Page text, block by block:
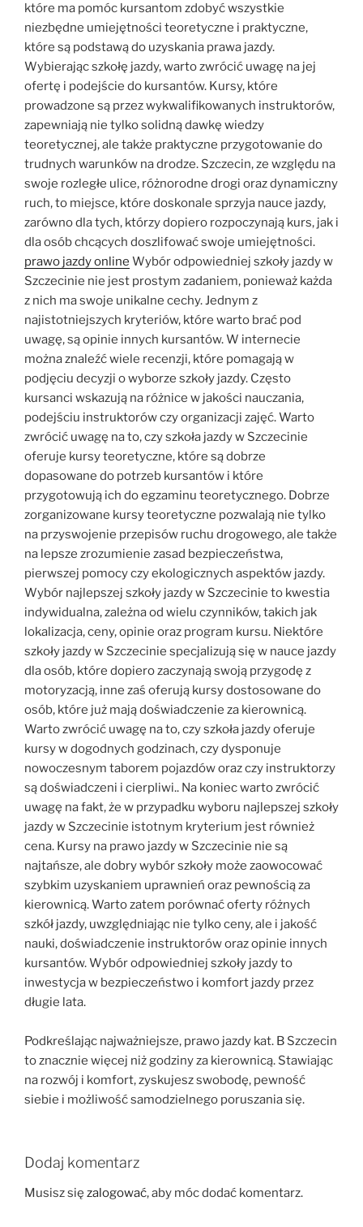
które ma pomóc kursantom zdobyć wszystkie
niezbędne umiejętności teoretyczne i praktyczne,
które są podstawą do uzyskania prawa jazdy.
Wybierając szkołę jazdy, warto zwrócić uwagę na jej
ofertę i podejście do kursantów. Kursy, które
prowadzone są przez wykwalifikowanych instruktorów,
zapewniają nie tylko solidną dawkę wiedzy
teoretycznej, ale także praktyczne przygotowanie do
trudnych warunków na drodze. Szczecin, ze względu na
swoje rozległe ulice, różnorodne drogi oraz dynamiczny
ruch, to miejsce, które doskonale sprzyja nauce jazdy,
zarówno dla tych, którzy dopiero rozpoczynają kurs, jak i
dla osób chcących doszlifować swoje umiejętności.
prawo jazdy online Wybór odpowiedniej szkoły jazdy w
Szczecinie nie jest prostym zadaniem, ponieważ każda
z nich ma swoje unikalne cechy. Jednym z
najistotniejszych kryteriów, które warto brać pod
uwagę, są opinie innych kursantów. W internecie
można znaleźć wiele recenzji, które pomagają w
podjęciu decyzji o wyborze szkoły jazdy. Często
kursanci wskazują na różnice w jakości nauczania,
podejściu instruktorów czy organizacji zajęć. Warto
zwrócić uwagę na to, czy szkoła jazdy w Szczecinie
oferuje kursy teoretyczne, które są dobrze
dopasowane do potrzeb kursantów i które
przygotowują ich do egzaminu teoretycznego. Dobrze
zorganizowane kursy teoretyczne pozwalają nie tylko
na przyswojenie przepisów ruchu drogowego, ale także
na lepsze zrozumienie zasad bezpieczeństwa,
pierwszej pomocy czy ekologicznych aspektów jazdy.
Wybór najlepszej szkoły jazdy w Szczecinie to kwestia
indywidualna, zależna od wielu czynników, takich jak
lokalizacja, ceny, opinie oraz program kursu. Niektóre
szkoły jazdy w Szczecinie specjalizują się w nauce jazdy
dla osób, które dopiero zaczynają swoją przygodę z
motoryzacją, inne zaś oferują kursy dostosowane do
osób, które już mają doświadczenie za kierownicą.
Warto zwrócić uwagę na to, czy szkoła jazdy oferuje
kursy w dogodnych godzinach, czy dysponuje
nowoczesnym taborem pojazdów oraz czy instruktorzy
są doświadczeni i cierpliwi.. Na koniec warto zwrócić
uwagę na fakt, że w przypadku wyboru najlepszej szkoły
jazdy w Szczecinie istotnym kryterium jest również
cena. Kursy na prawo jazdy w Szczecinie nie są
najtańsze, ale dobry wybór szkoły może zaowocować
szybkim uzyskaniem uprawnień oraz pewnością za
kierownicą. Warto zatem porównać oferty różnych
szkół jazdy, uwzględniając nie tylko ceny, ale i jakość
nauki, doświadczenie instruktorów oraz opinie innych
kursantów. Wybór odpowiedniej szkoły jazdy to
inwestycja w bezpieczeństwo i komfort jazdy przez
długie lata.
Podkreślając najważniejsze, prawo jazdy kat. B Szczecin
to znacznie więcej niż godziny za kierownicą. Stawiając
na rozwój i komfort, zyskujesz swobodę, pewność
siebie i możliwość samodzielnego poruszania się.
Dodaj komentarz
Musisz się zalogować, aby móc dodać komentarz.